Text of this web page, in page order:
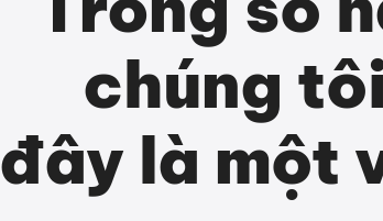
chúng
đây là một